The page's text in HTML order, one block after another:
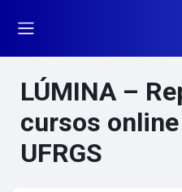
LÚMINA –
cursos
UFRGS